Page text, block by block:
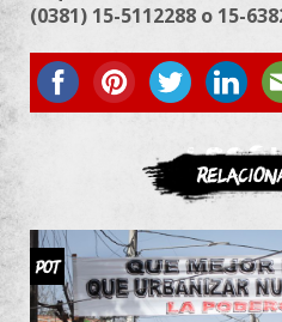
(0381) 15-5112288 o 15-
POT